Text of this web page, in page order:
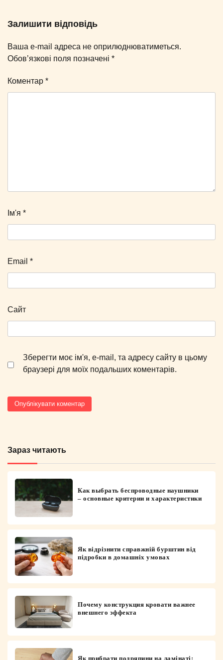
Залишити відповідь
Ваша e-mail адреса не оприлюднюватиметься.
Обов’язкові поля позначені *
Коментар *
Ім'я *
Email *
Сайт
Зберегти моє ім'я, e-mail, та адресу сайту в цьому
браузері для моїх подальших коментарів.
Зараз читають
Как выбрать беспроводные наушники
– основные критерии и характеристики
Як відрізнити справжній бурштин від
підробки в домашніх умовах
Почему конструкция кровати важнее
внешнего эффекта
Як прибрати подряпини на ламінаті: